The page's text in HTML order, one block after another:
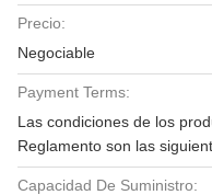
Precio:
Negociable
Payment Terms:
Las condiciones de los
Reglamento son las
Capacidad De Suministro: